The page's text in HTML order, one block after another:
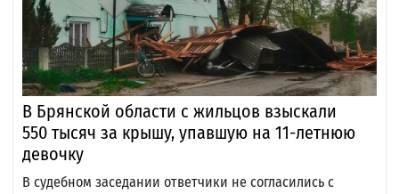
В Брянской области с жильцов взыскали
550 тысяч за крышу, упавшую на 11-летнюю
девочку
В судебном заседании ответчики не согласились с